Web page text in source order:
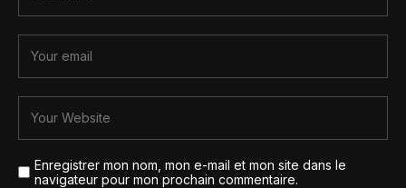
Enregistrer mon nom, mon e-mail et mon site dans le
navigateur pour mon prochain commentaire.